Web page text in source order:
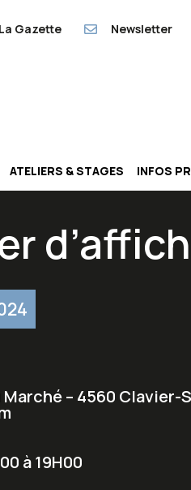
La Gazette Newsletter
ATELIERS & STAGES INFOS
Marché – 4560 Clavier-
à 19H00